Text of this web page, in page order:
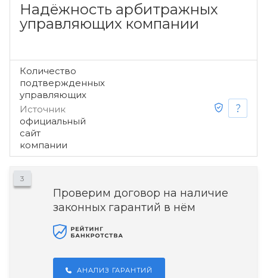
Надёжность арбитражных
управляющих компании
Количество
подтвержденных
управляющих
Источник
официальный
сайт
компании
3
Проверим договор на наличие
законных гарантий в нём
АНАЛИЗ ГАРАНТИЙ